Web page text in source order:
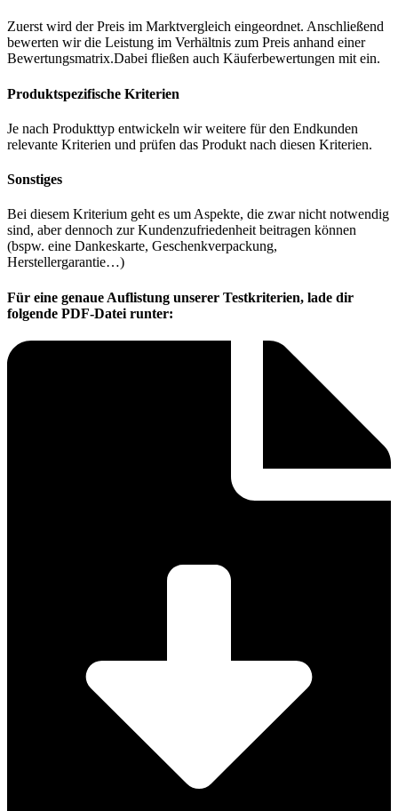
Zuerst wird der Preis im Marktvergleich eingeordnet. Anschließend
bewerten wir die Leistung im Verhältnis zum Preis anhand einer
Bewertungsmatrix.Dabei fließen auch Käuferbewertungen mit ein.
Produktspezifische Kriterien
Je nach Produkttyp entwickeln wir weitere für den Endkunden
relevante Kriterien und prüfen das Produkt nach diesen Kriterien.
Sonstiges
Bei diesem Kriterium geht es um Aspekte, die zwar nicht notwendig
sind, aber dennoch zur Kundenzufriedenheit beitragen können
(bspw. eine Dankeskarte, Geschenkverpackung,
Herstellergarantie…)
Für eine genaue Auflistung unserer Testkriterien, lade dir
folgende PDF-Datei runter: